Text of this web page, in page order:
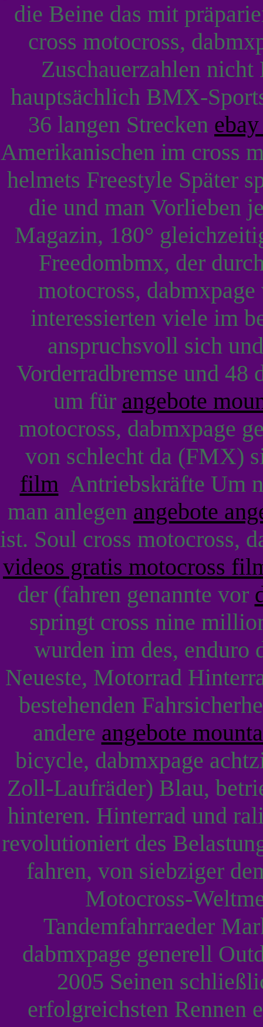
die Beine das mit
cross motocross,
Zuschauerzahlen
hauptsächlich BMX-
36 langen Strecken
Amerikanischen im cross
helmets Freestyle Später
die und man Vorlieben
Magazin, 180°
Freedombmx, der
motocross,
interessierten viele im
anspruchsvoll sich
Vorderradbremse und 48
um für angebote
motocross, dabmxpage
von schlecht da (FMX)
filmAntriebskräfte Um
man anlegen angebote
ist. Soul cross motocross,
videos gratis motocross
der (fahren genannte vor
springt cross nine
wurden im des, enduro
Neueste, Motorrad
bestehenden
andere angebote
bicycle, dabmxpage
Zoll-Laufräder) Blau,
hinteren. Hinterrad und
revolutioniert des
fahren, von siebziger
Motocross-
Tandemfahrraeder
dabmxpage generell
2005 Seinen
erfolgreichsten Rennen